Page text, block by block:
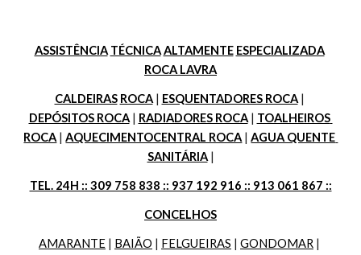
ASSISTÊNCIA TÉCNICA ALTAMENTE ESPECIALIZADA
ROCA LAVRA
CALDEIRAS ROCA | ESQUENTADORES ROCA
DEPÓSITOS ROCA | RADIADORES ROCA | TOALHEIROS
ROCA | AQUECIMENTOCENTRAL ROCA | AGUA QUENTE
SANITÁRIA |
TEL. 24H :: 309 758 838 :: 937 192 916 :: 913 061 867 ::
CONCELHOS
AMARANTE | BAIÃO | FELGUEIRAS | GONDOMAR